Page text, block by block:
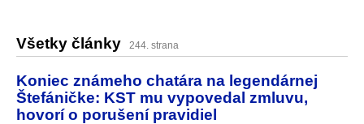
Všetky články 244. strana
Koniec známeho chatára na legendárnej
Štefáničke: KST mu vypovedal zmluvu,
hovorí o porušení pravidiel